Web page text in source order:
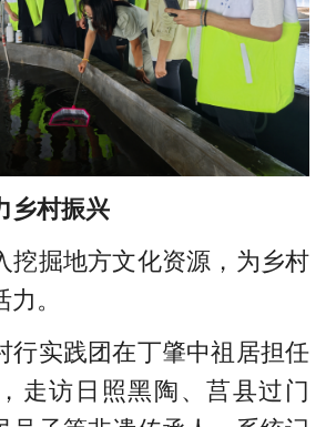
乡村振兴
挖掘地方文化资源，为乡村
。
行实践团在丁肇中祖居担任
走访日照黑陶、莒县过门